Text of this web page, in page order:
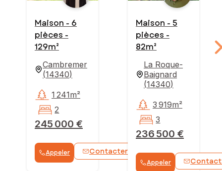
Maison - 6
pièces -
129m²
Cambremer
(14340)
245 000 €
1 241m²
2
Appeler Contacter WhatsApp
Maison - 5
pièces -
82m²
La Roque-
Baignard
(14340)
236 500 €
3 919m²
3
Appeler